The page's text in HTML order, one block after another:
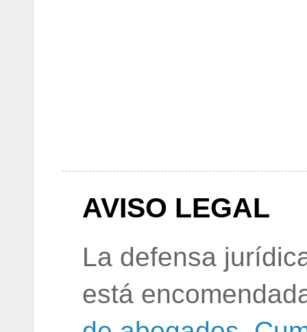
AVISO LEGAL
La defensa
está